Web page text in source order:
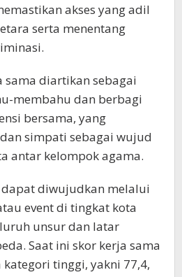
akses yang adil
serta menentang
sama diartikan sebagai
membahu dan berbagi
bersama, yang
simpati sebagai wujud
antar kelompok agama.
dapat diwujudkan melalui
event di tingkat kota
unsur dan latar
Saat ini skor kerja sama
tinggi, yakni 77,4,